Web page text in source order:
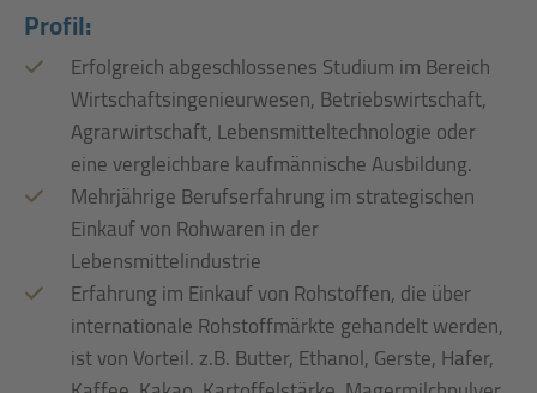
Profil:
Erfolgreich abgeschlossenes Studium im Bereich
Wirtschaftsingenieurwesen, Betriebswirtschaft,
Agrarwirtschaft, Lebensmitteltechnologie oder
eine vergleichbare kaufmännische Ausbildung.
Mehrjährige Berufserfahrung im strategischen
Einkauf von Rohwaren in der
Lebensmittelindustrie
Erfahrung im Einkauf von Rohstoffen, die über
internationale Rohstoffmärkte gehandelt werden,
ist von Vorteil. z.B. Butter, Ethanol, Gerste, Hafer,